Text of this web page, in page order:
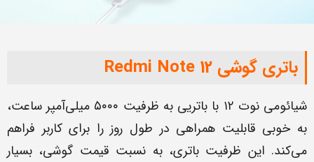
باتری گوشی Redmi Note 12
شیائومی نوت ۱۲ با باتریی به ظرفیت ۵۰۰۰ میلی‌آمپر ساعت،
به خوبی قابلیت همراهی در طول روز را برای کاربر فراهم
می‌کند. این ظرفیت باتری، به نسبت قیمت گوشی، بسیار